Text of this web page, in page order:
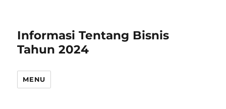
Informasi Tentang Bisnis
Tahun 2024
MENU